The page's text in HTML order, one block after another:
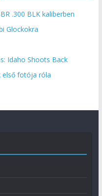
.300 BLK kaliberben
Glockokra
Idaho Shoots Back
első fotója róla